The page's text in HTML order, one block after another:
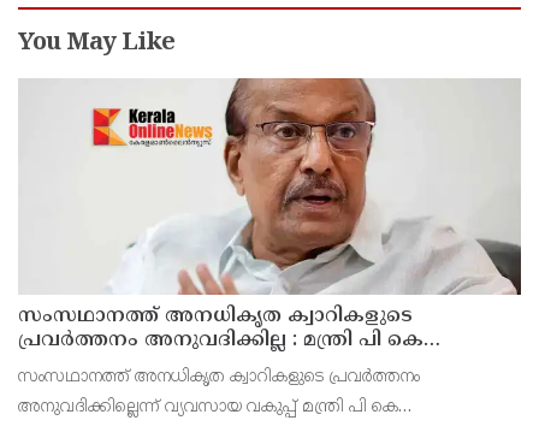
You May Like
സംസഥാനത്ത് അനധികൃത ക്വാറികളുടെ
പ്രവർത്തനം അനുവദിക്കില്ല : മന്ത്രി പി കെ
കുഞ്ഞാലിക്കുട്ടി
സംസഥാനത്ത് അനധികൃത ക്വാറികളുടെ പ്രവർത്തനം
അനുവദിക്കില്ലെന്ന് വ്യവസായ വകുപ്പ് മന്ത്രി പി കെ